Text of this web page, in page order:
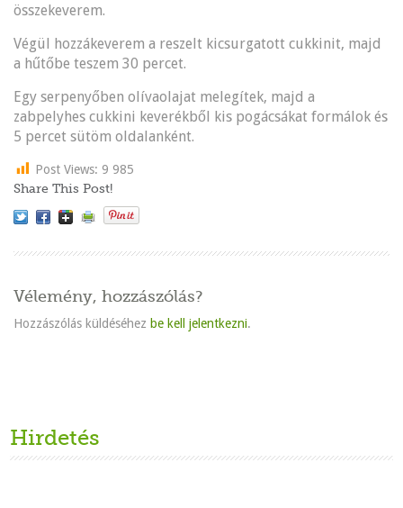
összekeverem.
Végül hozzákeverem a reszelt kicsurgatott cukkinit, majd
a hűtőbe teszem 30 percet.
Egy serpenyőben olívaolajat melegítek, majd a
zabpelyhes cukkini keverékből kis pogácsákat formálok és
5 percet sütöm oldalanként.
Post Views: 9 985
Share This Post!
Vélemény, hozzászólás?
Hozzászólás küldéséhez be kell jelentkezni.
Hirdetés